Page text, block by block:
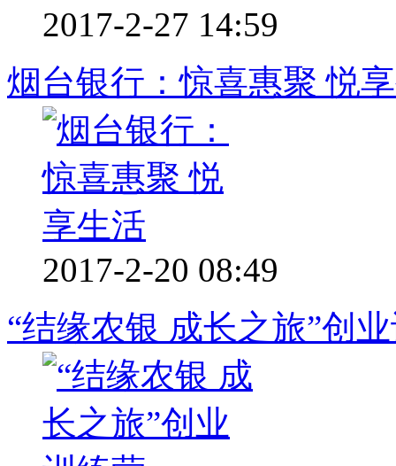
2017-2-27 14:59
烟台银行：惊喜惠聚 悦
2017-2-20 08:49
“结缘农银 成长之旅”创